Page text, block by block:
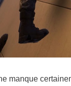
manque